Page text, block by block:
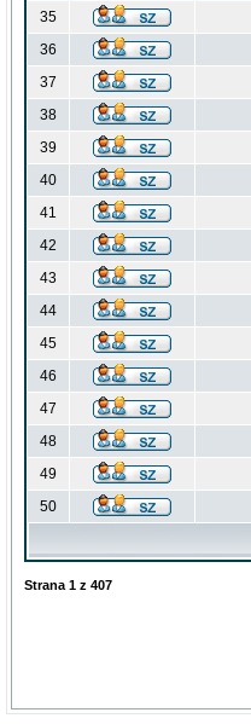
35
36
37
38
39
40
41
42
43
44
45
46
47
48
49
50
Strana 1 z 407